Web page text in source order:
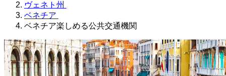
ヴェネト州
ベネチア
ベネチア楽しめる公共交通機関